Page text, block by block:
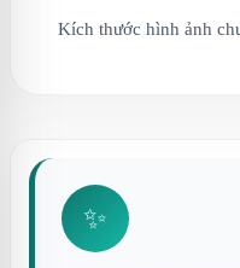
Kích thước hình ảnh
✨